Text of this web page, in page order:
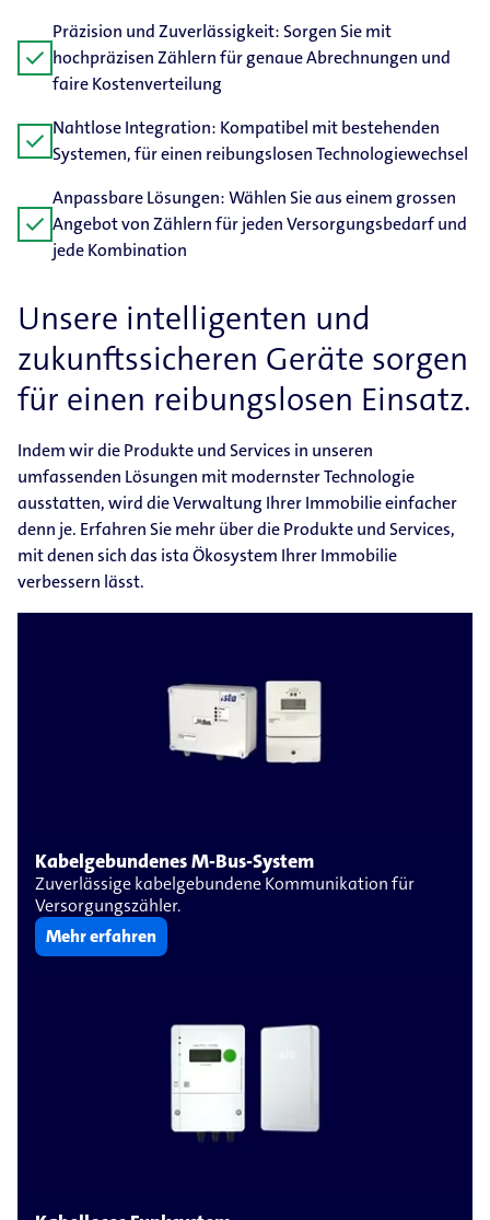
check
Präzision und Zuverlässigkeit: Sorgen Sie mit
hochpräzisen Zählern für genaue Abrechnungen und
faire Kostenverteilung
check Nahtlose Integration: Kompatibel mit bestehenden
Systemen, für einen reibungslosen Technologiewechsel
check
Anpassbare Lösungen: Wählen Sie aus einem grossen
Angebot von Zählern für jeden Versorgungsbedarf und
jede Kombination
Unsere intelligenten und
zukunftssicheren Geräte sorgen
für einen reibungslosen Einsatz.
Indem wir die Produkte und Services in unseren
umfassenden Lösungen mit modernster Technologie
ausstatten, wird die Verwaltung Ihrer Immobilie einfacher
denn je. Erfahren Sie mehr über die Produkte und Services,
mit denen sich das ista Ökosystem Ihrer Immobilie
verbessern lässt.
Kabelgebundenes M-Bus-System
Zuverlässige kabelgebundene Kommunikation für
Versorgungszähler.
Mehr erfahren